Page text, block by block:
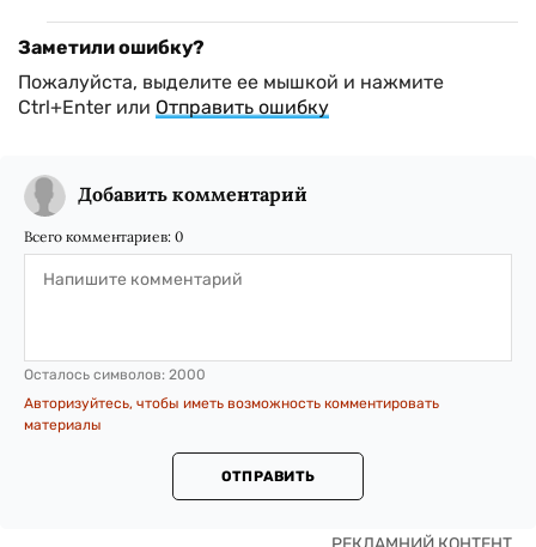
Заметили ошибку?
Пожалуйста, выделите ее мышкой и нажмите
Ctrl+Enter или Отправить ошибку
Добавить комментарий
Всего комментариев: 0
Осталось символов: 2000
Авторизуйтесь, чтобы иметь возможность комментировать
материалы
ОТПРАВИТЬ